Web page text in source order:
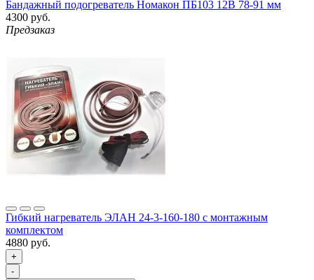
Бандажный подогреватель Номакон ПБ103 12B 78-91 мм
4300 руб.
Предзаказ
Гибкий нагреватель ЭЛАН 24-3-160-180 с монтажным
комплектом
4880 руб.
+
-